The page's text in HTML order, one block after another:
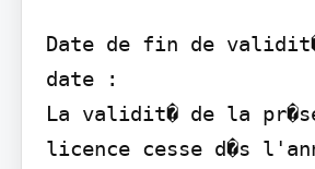
Date de fin de
date :
La validit� de la
licence cesse d�s